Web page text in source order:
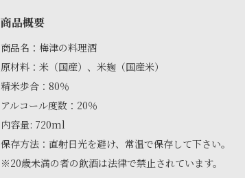
商品概要
商品名：梅津の料理酒
原材料：米（国産）、米麹（国産米）
精米歩合：80％
アルコール度数：20％
内容量: 720ml
保存方法：直射日光を避け、常温で保存して下さい。
※20歳未満の者の飲酒は法律で禁止されています。